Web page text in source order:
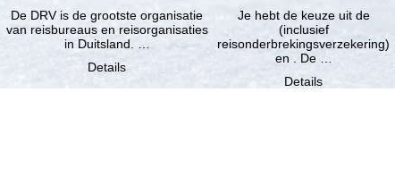
De DRV is de grootste organisatie
van reisbureaus en reisorganisaties
in Duitsland. …
Details
Je hebt de keuze uit de
(inclusief
reisonderbrekingsverzekering)
en . De …
Details